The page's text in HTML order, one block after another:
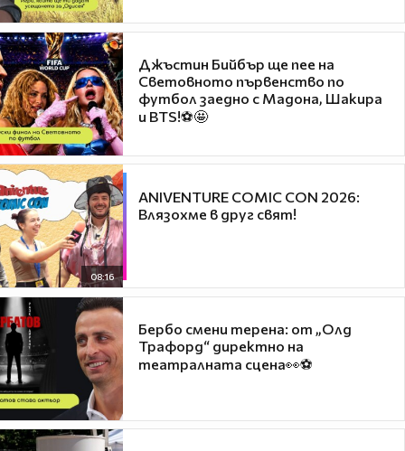
Джъстин Бийбър ще пее на
Световното първенство по
футбол заедно с Мадона, Шакира
и BTS!⚽🤩
08:16
ANIVENTURE COMIC CON 2026:
Влязохме в друг свят!
Бербо смени терена: от „Олд
Трафорд“ директно на
театралната сцена👀⚽